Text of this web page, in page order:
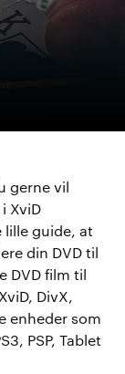
gerne vil
XviD
lille guide, at
din DVD til
DVD film til
DivX,
enheder som
PSP, Tablet